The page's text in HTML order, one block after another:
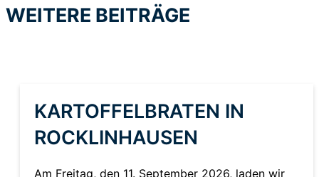
WEITERE BEITRÄGE
KARTOFFELBRATEN IN
ROCKLINHAUSEN
Am Freitag, den 11. September 2026, laden wir